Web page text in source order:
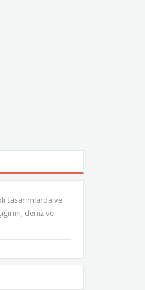
tasarımlarda ve
deniz ve